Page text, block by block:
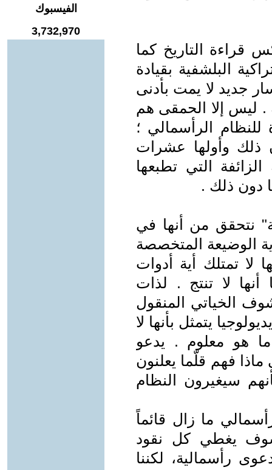
قراءة التاريخ كما
البلشفية بقيادة
جديد لا يمت بأدنى
. ليس إلا الحمقى هم
للنظام الرأسمالي ؛
ذلك وأولها عشرات
التي تطبعها
دون ذلك .
نتحقق من أنها في
الوضيعة المتخصصة
لا تمتلك أية أدوات
لا تنتج . لذات
الخياتي المنقول
يتمثل بأنها لا
ما هو معلوم . يدعو
ماذا فهم قلّما يعلنون
سيغيرون النظام
ما زال قائماً
يغطي كل نقود
رأسمالية، لكننا
الفيسبوك
3,732,970